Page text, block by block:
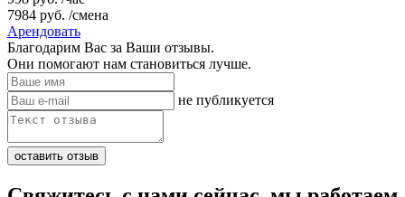
7984 руб. /смена
Арендовать
Благодарим Вас за Ваши отзывы.
Они помогают нам становиться лучше.
не публикуется